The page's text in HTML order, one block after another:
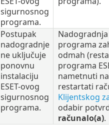
sigurnosnog
programa.
Postupak
nadogradnje
ne uključuje
ponovnu
instalaciju
ESET-ovog
sigurnosnog
programa.
programa
odmah
programa
nametnuti
restartati
Klijentskog
odabir
računalo(a).